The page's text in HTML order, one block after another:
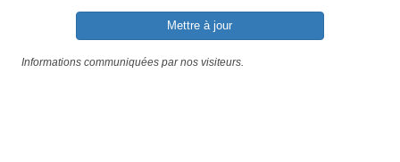
Mettre à jour
Informations communiquées par nos visiteurs.